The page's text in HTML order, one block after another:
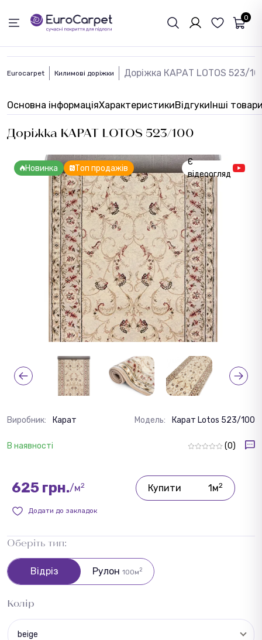
0
Eurocarpet Килимові доріжки Доріжка КАРАТ LOTOS 523/
Основна інформаціяХарактеристикиВідгукиІнші
Доріжка КАРАТ LOTOS 523/100
Новинка Топ продажів
Є
відеоогляд
Виробник: Карат Модель: Карат Lotos 523/100
В наявності (0)
625 грн./м2 Купити 1м2
Додати до закладок
Оберіть тип:
Рулон 100м2
Відріз
Колір
beige
ЗВОРОТНІЙ ЗВЯЗОК